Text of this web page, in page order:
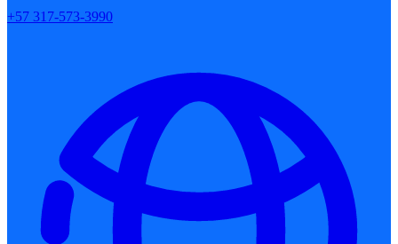
+57 317-573-3990